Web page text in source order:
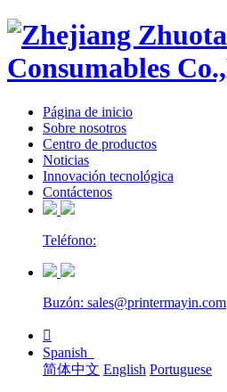
Página de inicio
Sobre nosotros
Centro de productos
Noticias
Innovación tecnológica
Contáctenos
Teléfono:
Buzón: sales@printermayin.com

Spanish
简体中文 English Portuguese